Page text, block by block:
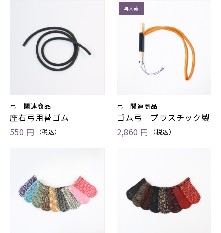
弓 関連商品
座右弓用替ゴム
550 円
（税込）
再入荷
弓 関連商品
ゴム弓 プラスチック製
2,860 円
（税込）